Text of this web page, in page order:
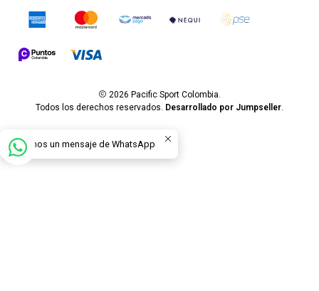
2026 Pacific Sport Colombia.
Todos los derechos reservados. Desarrollado por Jumpseller.
Envíanos un mensaje de WhatsApp